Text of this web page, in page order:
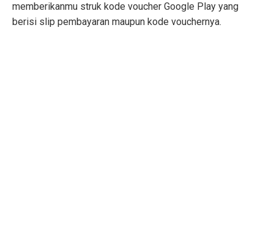
memberikanmu struk kode voucher Google Play yang
berisi slip pembayaran maupun kode vouchernya.